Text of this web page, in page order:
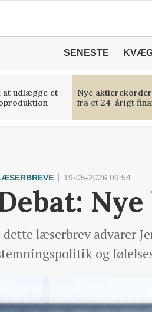
SENESTE
at udlægge et
Nye
fra et 24-årigt
19-05-2026 09:54
dette læserbrev advarer
og